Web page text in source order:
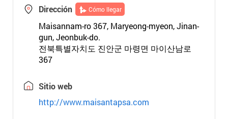
Dirección Cómo llegar
Maisannam-ro 367, Maryeong-myeon, Jinan-
gun, Jeonbuk-do.
전북특별자치도 진안군 마령면 마이산남로
367
Sitio web
http://www.maisantapsa.com